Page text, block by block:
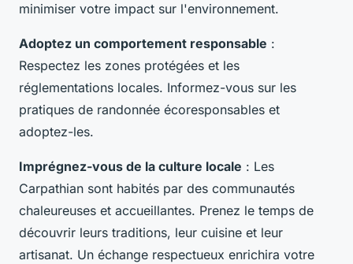
minimiser votre impact sur l'environnement.
Adoptez un comportement responsable :
Respectez les zones protégées et les
réglementations locales. Informez-vous sur les
pratiques de randonnée écoresponsables et
adoptez-les.
Imprégnez-vous de la culture locale : Les
Carpathian sont habités par des communautés
chaleureuses et accueillantes. Prenez le temps de
découvrir leurs traditions, leur cuisine et leur
artisanat. Un échange respectueux enrichira votre